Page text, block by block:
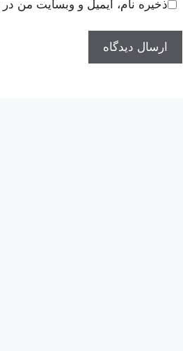
ذخیره نام، ایمیل و وبسایت من